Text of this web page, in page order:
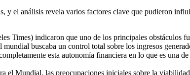
y el análisis revela varios factores clave que pudieron
Times) indicaron que uno de los principales obstáculos
buscaba un control total sobre los ingresos
esta autonomía financiera en lo que es una
el Mundial, las preocupaciones iniciales sobre la